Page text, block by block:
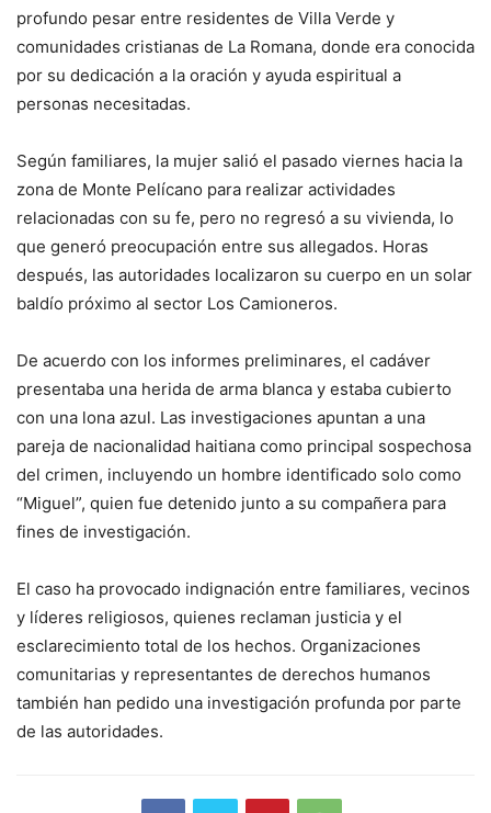
profundo pesar entre residentes de Villa Verde y
comunidades cristianas de La Romana, donde era conocida
por su dedicación a la oración y ayuda espiritual a
personas necesitadas.
Según familiares, la mujer salió el pasado viernes hacia la
zona de Monte Pelícano para realizar actividades
relacionadas con su fe, pero no regresó a su vivienda, lo
que generó preocupación entre sus allegados. Horas
después, las autoridades localizaron su cuerpo en un solar
baldío próximo al sector Los Camioneros.
De acuerdo con los informes preliminares, el cadáver
presentaba una herida de arma blanca y estaba cubierto
con una lona azul. Las investigaciones apuntan a una
pareja de nacionalidad haitiana como principal sospechosa
del crimen, incluyendo un hombre identificado solo como
“Miguel”, quien fue detenido junto a su compañera para
fines de investigación.
El caso ha provocado indignación entre familiares, vecinos
y líderes religiosos, quienes reclaman justicia y el
esclarecimiento total de los hechos. Organizaciones
comunitarias y representantes de derechos humanos
también han pedido una investigación profunda por parte
de las autoridades.